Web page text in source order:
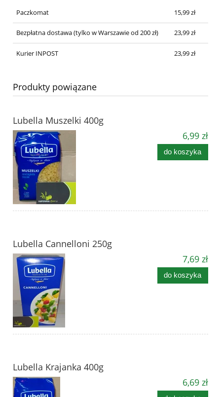
Paczkomat
15,99 zł
Bezpłatna dostawa(tylko w Warszawie od 200 zł) 23,99 zł
Kurier INPOST 23,99 zł
Produkty powiązane
Lubella Muszelki 400g
6,99 zł
do koszyka
Lubella Cannelloni 250g
7,69 zł
do koszyka
Lubella Krajanka 400g
6,69 zł